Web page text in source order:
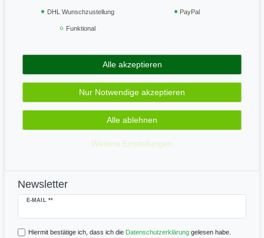
Geprüft & sicher
Zahle bequem per
Newsletter
E-MAIL **
Newsletter
Hiermit bestätige ich, dass ich die Daten­schutz­erklärunggelesen habe.
DHL Wunschzustellung PayPal
Funktional
Alle akzeptieren
Nur Notwendige akzeptieren
Alle ablehnen
Weitere Einstellungen